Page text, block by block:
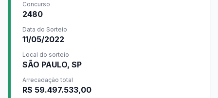
Concurso
2480
Data do Sorteio
11/05/2022
Local do sorteio
SÃO PAULO, SP
Arrecadação total
R$ 59.497.533,00